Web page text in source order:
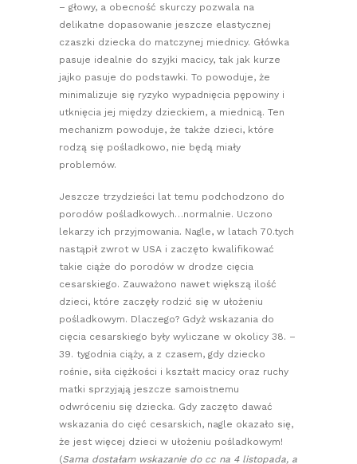
– głowy, a obecność skurczy pozwala na
delikatne dopasowanie jeszcze elastycznej
czaszki dziecka do matczynej miednicy. Główka
pasuje idealnie do szyjki macicy, tak jak kurze
jajko pasuje do podstawki. To powoduje, że
minimalizuje się ryzyko wypadnięcia pępowiny i
utknięcia jej między dzieckiem, a miednicą. Ten
mechanizm powoduje, że także dzieci, które
rodzą się pośladkowo, nie będą miały
problemów.
Jeszcze trzydzieści lat temu podchodzono do
porodów pośladkowych…normalnie. Uczono
lekarzy ich przyjmowania. Nagle, w latach 70.tych
nastąpił zwrot w USA i zaczęto kwalifikować
takie ciąże do porodów w drodze cięcia
cesarskiego. Zauważono nawet większą ilość
dzieci, które zaczęły rodzić się w ułożeniu
pośladkowym. Dlaczego? Gdyż wskazania do
cięcia cesarskiego były wyliczane w okolicy 38. –
39. tygodnia ciąży, a z czasem, gdy dziecko
rośnie, siła ciężkości i kształt macicy oraz ruchy
matki sprzyjają jeszcze samoistnemu
odwróceniu się dziecka. Gdy zaczęto dawać
wskazania do cięć cesarskich, nagle okazało się,
że jest więcej dzieci w ułożeniu pośladkowym!
(Sama dostałam wskazanie do cc na 4 listopada, a